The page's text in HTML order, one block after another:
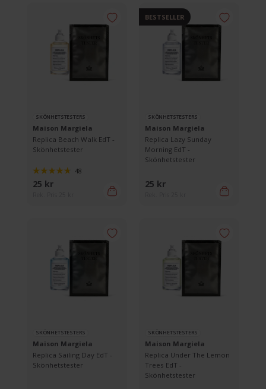
SKÖNHETSTESTERS
Maison Margiela
Replica Beach Walk EdT -
Skönhetstester
48
25 kr
BESTSELLER
SKÖNHETSTESTERS
Maison Margiela
Replica Lazy Sunday
Morning EdT -
Skönhetstester
25 kr
SKÖNHETSTESTERS
Maison Margiela
Replica Sailing Day EdT -
Skönhetstester
SKÖNHETSTESTERS
Maison Margiela
Replica Under The Lemon
Trees EdT -
Skönhetstester